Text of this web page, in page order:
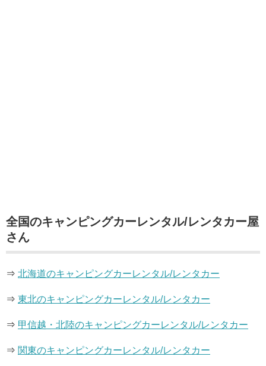
全国のキャンピングカーレンタル/レンタカー屋
さん
⇒ 北海道のキャンピングカーレンタル/レンタカー
⇒ 東北のキャンピングカーレンタル/レンタカー
⇒ 甲信越・北陸のキャンピングカーレンタル/レンタカー
⇒ 関東のキャンピングカーレンタル/レンタカー